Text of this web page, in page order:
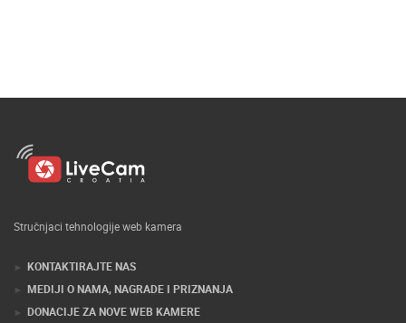
Stručnjaci tehnologije web kamera
KONTAKTIRAJTE NAS
MEDIJI O NAMA, NAGRADE I PRIZNANJA
DONACIJE ZA NOVE WEB KAMERE